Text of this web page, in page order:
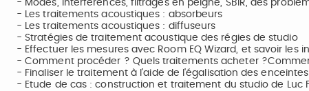
- Modes, interférences, filtrages en peigne, SBIR, des
- Les traitements acoustiques : absorbeurs
- Les traitements acoustiques : diffuseurs
- Stratégies de traitement acoustique des régies de studio
- Effectuer les mesures avec Room EQ Wizard, et savoir les
- Comment procéder ? Quels traitements acheter
- Finaliser le traitement à l'aide de l'égalisation des
- Etude de cas : construction et traitement du studio de Luc